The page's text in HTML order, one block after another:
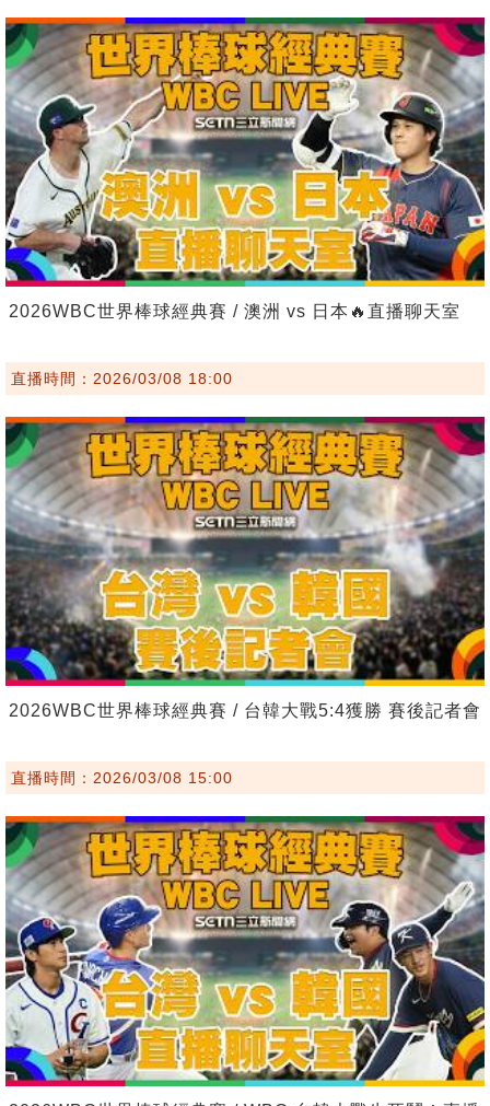
2026WBC世界棒球經典賽 / 澳洲 vs 日本🔥直播聊天室
直播時間：2026/03/08 18:00
2026WBC世界棒球經典賽 / 台韓大戰5:4獲勝 賽後記者會
直播時間：2026/03/08 15:00